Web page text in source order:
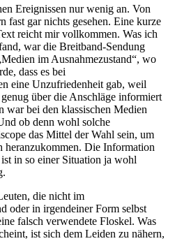
Ereignissen nur wenig an. Von
fast gar nichts gesehen. Eine kurze
reicht mir vollkommen. Was ich
war die Breitband-Sendung
im Ausnahmezustand“, wo
dass es bei
eine Unzufriedenheit gab, weil
über die Anschläge informiert
war bei den klassischen Medien
ob denn wohl solche
das Mittel der Wahl sein, um
heranzukommen. Die Information
in so einer Situation ja wohl
die nicht im
oder in irgendeiner Form selbst
falsch verwendete Floskel. Was
ist sich dem Leiden zu nähern,